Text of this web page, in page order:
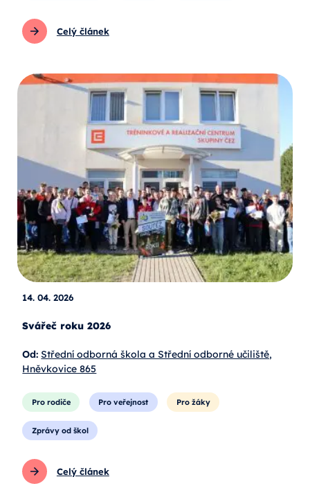
Celý článek
14. 04. 2026
Svářeč roku 2026
Od: Střední odborná škola a Střední odborné učiliště,
Hněvkovice 865
Pro rodiče Pro veřejnost Pro žáky
Zprávy od škol
Celý článek